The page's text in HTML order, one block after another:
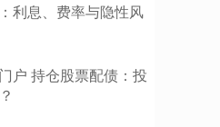
利息、费率与隐性风
户 持仓股票配债：投